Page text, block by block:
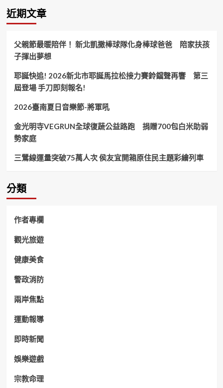
近期文章
父親節最暖陪伴！ 新北凱撒棒球隊化身棒球爸爸 陪家扶孩
子揮出夢想
耶誕快追! 2026新北市耶誕馬拉松接力賽鈴鐺聲再響 第三
屆登場 手刀即刻報名!
2026臺南夏日音樂節-將軍吼
金光明寺VEGRUN全球復蔬公益路跑 捐贈700包白米助弱
勢家庭
三鶯線運量突破75萬人次 侯友宜開箱原住民主題彩繪列車
分類
作者專欄
觀光旅遊
健康美食
警政消防
兩岸焦點
運動報導
即時新聞
娛樂遊戲
宗教命理